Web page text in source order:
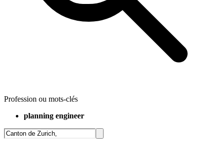
Profession ou mots-clés
planning engineer